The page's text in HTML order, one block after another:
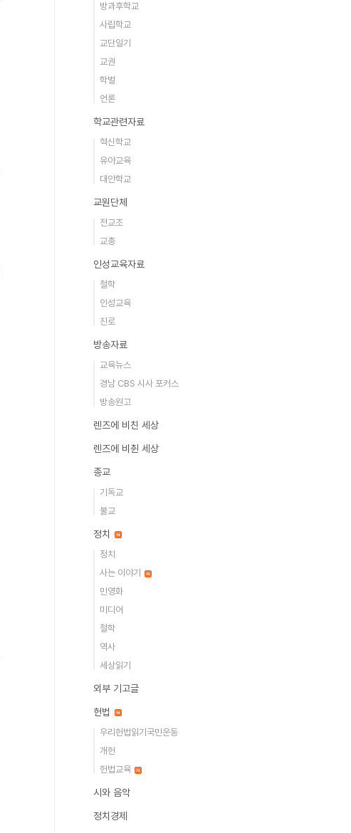
방과후학교
사립학교
교단일기
교권
학벌
언론
학교관련자료
혁신학교
유아교육
대안학교
교원단체
전교조
교총
인성교육자료
철학
인성교육
진로
방송자료
교육뉴스
경남 CBS 시사 포커스
방송원고
렌즈에 비친 세상
렌즈에 비췬 세상
종교
기독교
불교
정치
정치
사는 이야기
민영화
미디어
철학
역사
세상읽기
외부 기고글
헌법
우리헌법읽기국민운동
개헌
헌법교육
시와 음악
정치경제